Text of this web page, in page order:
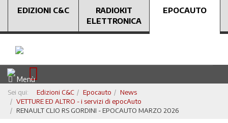
EDIZIONI C&C
RADIOKIT
ELETTRONICA
EPOCAUTO
Menù
Sei qui: Edizioni C&C Epocauto
News
VETTURE ED ALTRO - i servizi di epocAuto
RENAULT CLIO RS GORDINI - EPOCAUTO MARZO 2026